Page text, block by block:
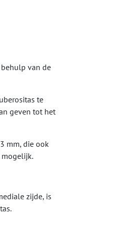
van de
te
geven tot het
mm, die ook
mogelijk.
zijde, is